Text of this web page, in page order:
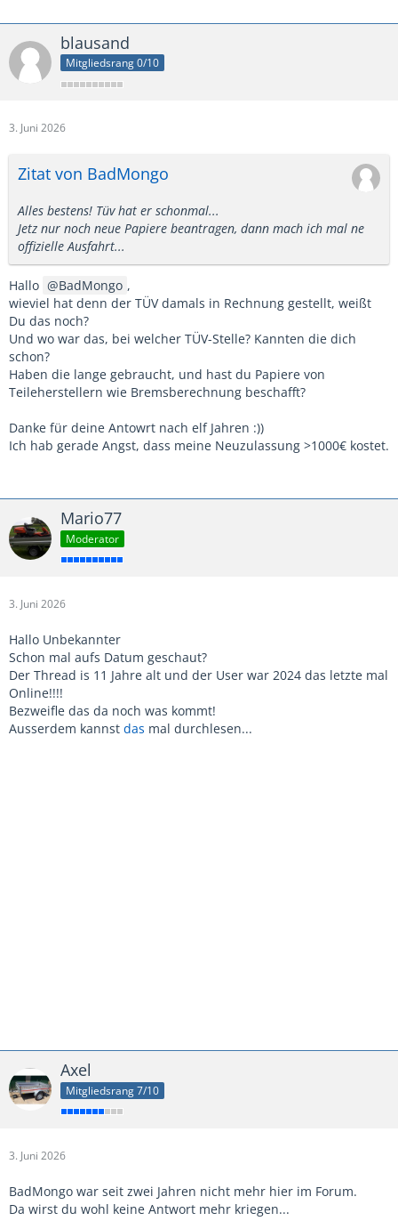
blausand
Mitgliedsrang 0/10
3. Juni 2026
Zitat von BadMongo
Alles bestens! Tüv hat er schonmal...
Jetz nur noch neue Papiere beantragen, dann mach ich mal ne
offizielle Ausfahrt...
Hallo BadMongo ,
wieviel hat denn der TÜV damals in Rechnung gestellt, weißt
Du das noch?
Und wo war das, bei welcher TÜV-Stelle? Kannten die dich
schon?
Haben die lange gebraucht, und hast du Papiere von
Teileherstellern wie Bremsberechnung beschafft?
Danke für deine Antowrt nach elf Jahren :))
Ich hab gerade Angst, dass meine Neuzulassung >1000€ kostet.
Mario77
Moderator
3. Juni 2026
Hallo Unbekannter
Schon mal aufs Datum geschaut?
Der Thread is 11 Jahre alt und der User war 2024 das letzte mal
Online!!!!
Bezweifle das da noch was kommt!
Ausserdem kannst das mal durchlesen...
Axel
Mitgliedsrang 7/10
3. Juni 2026
BadMongo war seit zwei Jahren nicht mehr hier im Forum.
Da wirst du wohl keine Antwort mehr kriegen...